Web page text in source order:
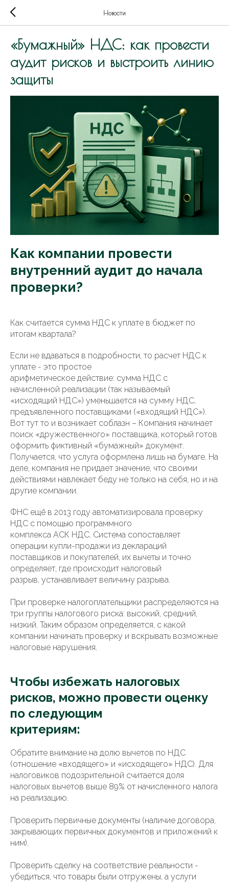
Новости
«Бумажный» НДС: как провести
аудит рисков и выстроить линию
защиты
Как компании провести
внутренний аудит до начала
проверки?
Как считается сумма НДС к уплате в бюджет по
итогам квартала?
Если не вдаваться в подробности, то расчет НДС к
уплате - это простое
арифметическое действие: сумма НДС с
начисленной реализации (так называемый
«исходящий НДС») уменьшается на сумму НДС,
предъявленного поставщиками («входящий НДС»).
Вот тут то и возникает соблазн – Компания начинает
поиск «дружественного» поставщика, который готов
оформить фиктивный «бумажный» документ.
Получается, что услуга оформлена лишь на бумаге. На
деле, компания не придает значение, что своими
действиями навлекает беду не только на себя, но и на
другие компании.
ФНС ещё в 2013 году автоматизировала проверку
НДС с помощью программного
комплекса АСК НДС. Система сопоставляет
операции купли-продажи из деклараций
поставщиков и покупателей, их вычеты и точно
определяет, где происходит налоговый
разрыв, устанавливает величину разрыва.
При проверке налогоплательщики распределяются на
три группы налогового риска: высокий, средний,
низкий. Таким образом определяется, с какой
компании начинать проверку и вскрывать возможные
налоговые нарушения.
Чтобы избежать налоговых
рисков, можно провести оценку
по следующим
критериям:
Обратите внимание на долю вычетов по НДС
(отношение «входящего» и «исходящего» НДС). Для
налоговиков подозрительной считается доля
налоговых вычетов выше 89% от начисленного налога
на реализацию.
Проверить первичные документы (наличие договора,
закрывающих первичных документов и приложений к
ним).
Проверить сделку на соответствие реальности -
убедиться, что товары были отгружены, а услуги